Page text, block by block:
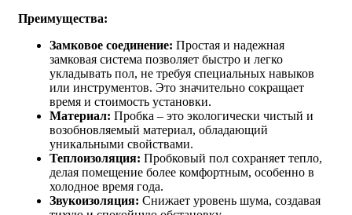
Преимущества:
Замковое соединение: Простая и надежная
замковая система позволяет быстро и легко
укладывать пол, не требуя специальных навыков
или инструментов. Это значительно сокращает
время и стоимость установки.
Материал: Пробка – это экологически чистый и
возобновляемый материал, обладающий
уникальными свойствами.
Теплоизоляция: Пробковый пол сохраняет тепло,
делая помещение более комфортным, особенно в
холодное время года.
Звукоизоляция: Снижает уровень шума, создавая